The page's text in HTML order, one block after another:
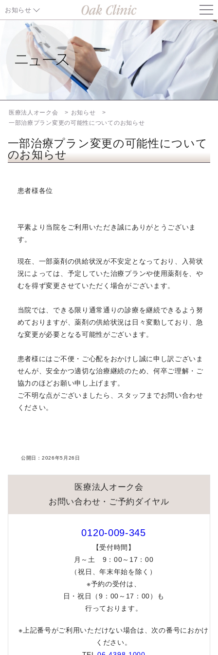
お知らせ
お知らせ TOP
東京都中央区「麻しん抗体検査・予防接種費用助成」のご案内
健康保険証の取扱いについて（2026年8月1日から）
一部治療プラン変更の可能性についてのお知らせ
妊婦様へのＲＳウイルスワクチン接種について【住吉】【梅田】
ウェブサイト表示不具合解消のお知らせ
ウェブサイト表示不具合のお知らせ
ＮＭＮ点滴300mgの取り扱いを開始しました
船曳美也子医師がテレビ出演します
一般不妊治療における薬剤処方についてのお知らせ
EHD（イングリッシュヘルプデスク）の休業について
培養室作業報告書および容器単位お預かり書のご提供方法変更に
先進医療「ネオセルフ抗体検査」について
男性不妊外来 日程変更のお知らせ（梅田）
医療法人オーク会
お知らせ
一部治療プラン変更の可能性についてのお知らせ
一部治療プラン変更の可能性について
のお知らせ
患者様各位
平素より当院をご利用いただき誠にありがとうございま
す。
現在、一部薬剤の供給状況が不安定となっており、入荷状
況によっては、予定していた治療プランや使用薬剤を、や
むを得ず変更させていただく場合がございます。
当院では、できる限り通常通りの診療を継続できるよう努
めておりますが、薬剤の供給状況は日々変動しており、急
な変更が必要となる可能性がございます。
患者様にはご不便・ご心配をおかけし誠に申し訳ございま
せんが、安全かつ適切な治療継続のため、何卒ご理解・ご
協力のほどお願い申し上げます。
ご不明な点がございましたら、スタッフまでお問い合わせ
ください。
公開日： 2026年5月26日
医療法人オーク会
お問い合わせ・ご予約ダイヤル
0120-009-345
【受付時間】
月～土 9：00～17：00
（祝日、年末年始を除く）
※予約の受付は、
日・祝日（9：00～17：00）も
行っております。
※上記番号がご利用いただけない場合は、次の番号におかけ
ください。